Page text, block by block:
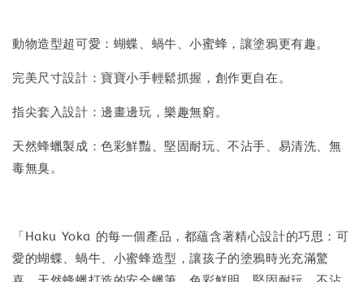
動物造型超可愛：蝴蝶、蝸牛、小蜜蜂，讓塗鴉更有趣。
完美尺寸設計：寶寶小手輕鬆抓握，創作更自在。
指尖套入設計：邊畫邊玩，樂趣無窮。
天然蜂蠟製成：色彩鮮豔、堅固耐玩、不沾手、易清洗、無
毒無臭。
「Haku Yoka 的每一個產品，都蘊含著精心設計的巧思：可
愛的蝴蝶、蝸牛、小蜜蜂造型，讓孩子的塗鴉時光充滿驚